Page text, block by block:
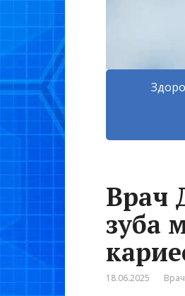
Врач
зуба
18.06.2025